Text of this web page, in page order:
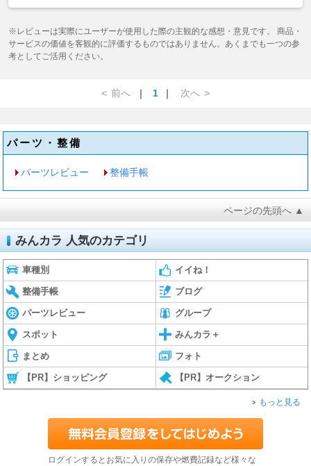
※レビューは実際にユーザーが使用した際の主観的な感想・意見です。 商品・
サービスの価値を客観的に評価するものではありません。あくまでも一つの参
考としてご活用ください。
< 前へ ｜ 1 ｜ 次へ >
パーツ・整備
パーツレビュー 整備手帳
ページの先頭へ ▲
みんカラ 人気のカテゴリ
車種別 イイね！
整備手帳 ブログ
パーツレビュー グループ
スポット みんカラ＋
まとめ フォト
【PR】ショッピング 【PR】オークション
もっと見る
ログインするとお気に入りの保存や燃費記録など様々な